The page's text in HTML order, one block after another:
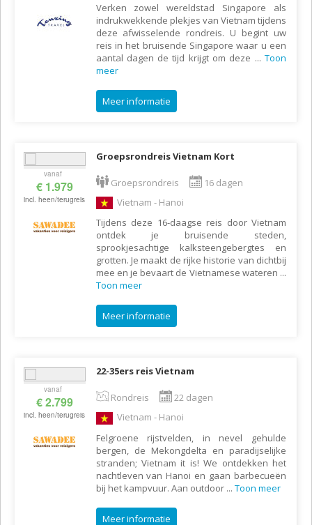
Verken zowel wereldstad Singapore als
indrukwekkende plekjes van Vietnam tijdens
deze afwisselende rondreis. U begint uw
reis in het bruisende Singapore waar u een
aantal dagen de tijd krijgt om deze ... Toon
meer
Meer informatie
vanaf
€ 1.979
incl. heen/terugreis
Groepsrondreis Vietnam Kort
Groepsrondreis
16 dagen
Vietnam - Hanoi
Tijdens deze 16-daagse reis door Vietnam
ontdek je bruisende steden,
sprookjesachtige kalksteengebergtes en
grotten. Je maakt de rijke historie van dichtbij
mee en je bevaart de Vietnamese wateren ...
Toon meer
Meer informatie
vanaf
€ 2.799
incl. heen/terugreis
22-35ers reis Vietnam
Rondreis
22 dagen
Vietnam - Hanoi
Felgroene rijstvelden, in nevel gehulde
bergen, de Mekongdelta en paradijselijke
stranden; Vietnam it is! We ontdekken het
nachtleven van Hanoi en gaan barbecueën
bij het kampvuur. Aan outdoor ... Toon meer
Meer informatie